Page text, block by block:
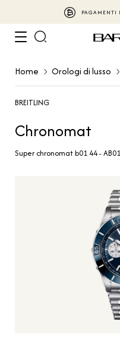
PAGAMENTI
Home Orologi di lusso
BREITLING
Chronomat
Super chronomat b01 44 -